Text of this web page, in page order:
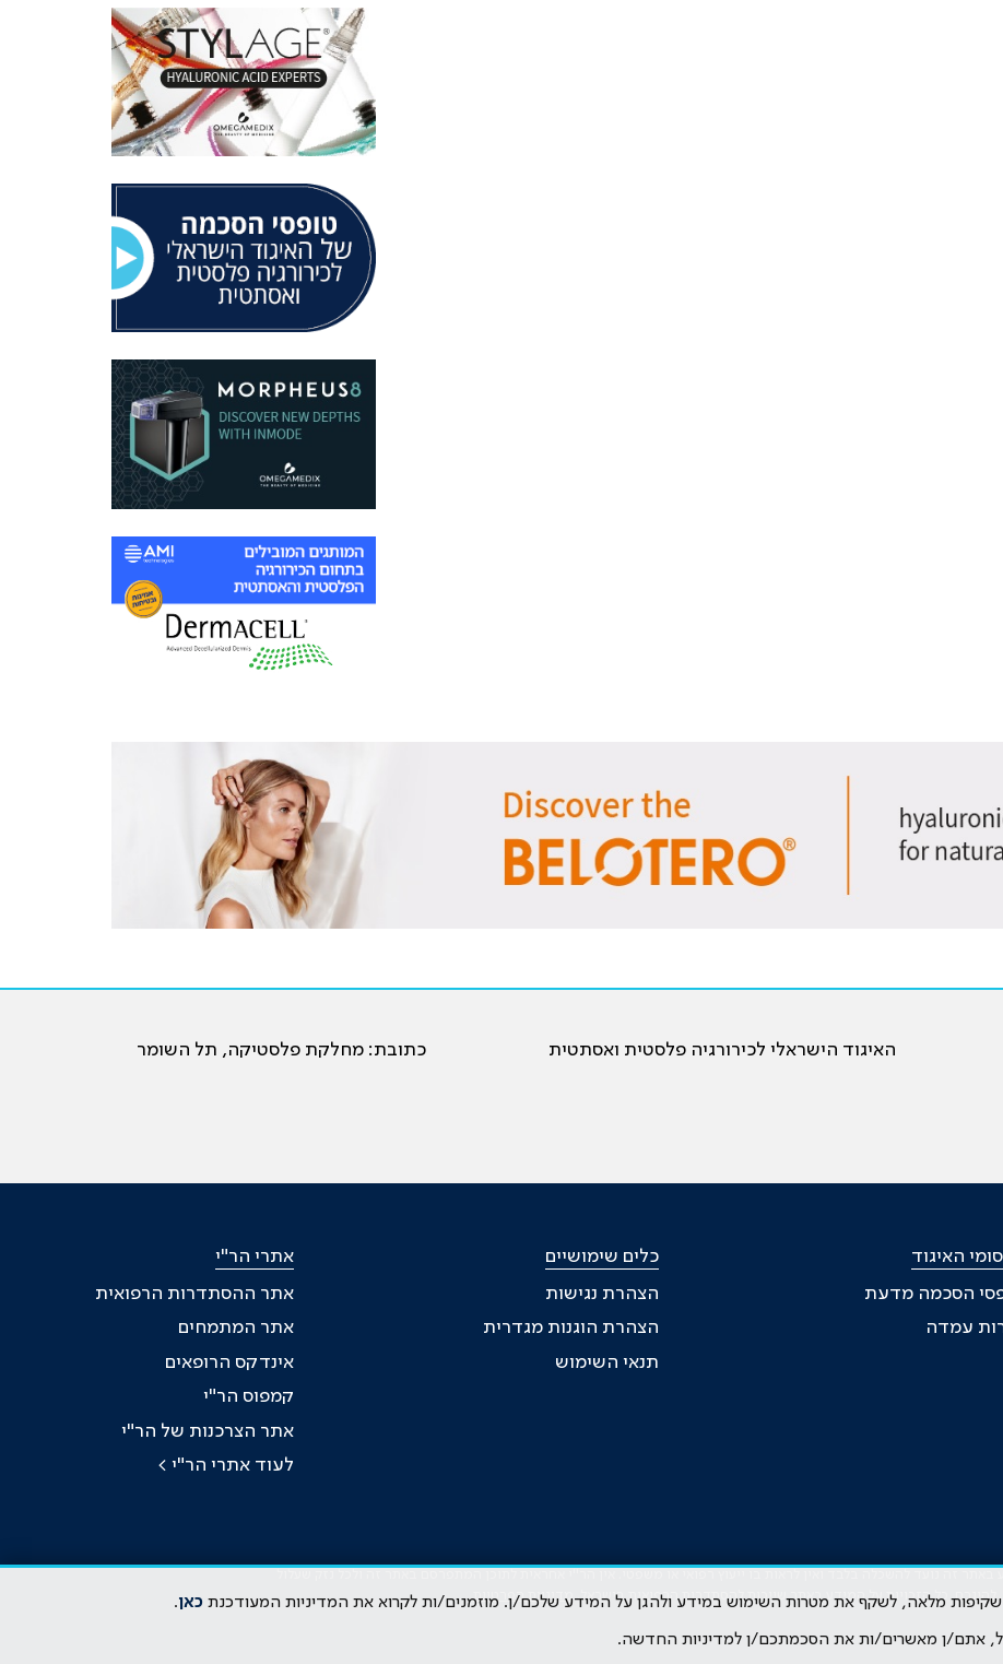
האיגוד הישראלי לכירורגיה פלסטית ואסתטית כתובת: מחלקת פלסטיקה, תל השומר
האיגוד
הסכמה מדעת
עמדה
כלים שימושיים
הצהרת נגישות
הצהרת הוגנות מגדרית
תנאי השימוש
אתרי הר"י
אתר ההסתדרות הרפואית
אתר המתמחים
אינדקס הרופאים
קמפוס הר"י
אתר הצרכנות של הר"י
לעוד אתרי הר"י >
להיגרם. כל הזכויות על המידע באתר שייכות להסתדרות הרפואית בישראל.מדיניות הפרטיות
שקיפות מלאה, לשקף את מטרות השימוש במידע ולהגן על המידע שלכם/ן. מוזמנים/ות לקרוא את המדיניות המעודכנת כאן.
אתם/ן מאשרים/ות את הסכמתכם/ן למדיניות החדשה.